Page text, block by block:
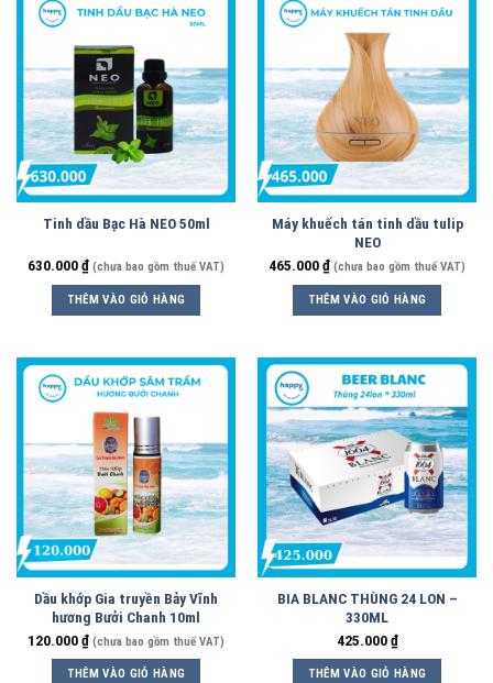
Tinh dầu Bạc Hà NEO 50ml
630.000₫ (chưa bao gồm thuế VAT)
THÊM VÀO GIỎ HÀNG
Máy khuếch tán tinh dầu tulip
NEO
465.000₫ (chưa bao gồm thuế VAT)
THÊM VÀO GIỎ HÀNG
Dầu khớp Gia truyền Bảy Vĩnh
hương Bưởi Chanh 10ml
120.000₫ (chưa bao gồm thuế VAT)
THÊM VÀO GIỎ HÀNG
BIA BLANC THÙNG 24 LON –
330ML
425.000₫
THÊM VÀO GIỎ HÀNG